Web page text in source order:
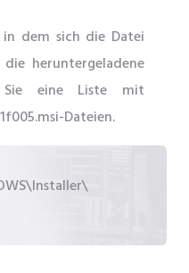
dem sich die Datei
heruntergeladene
eine Liste mit
Dateien.